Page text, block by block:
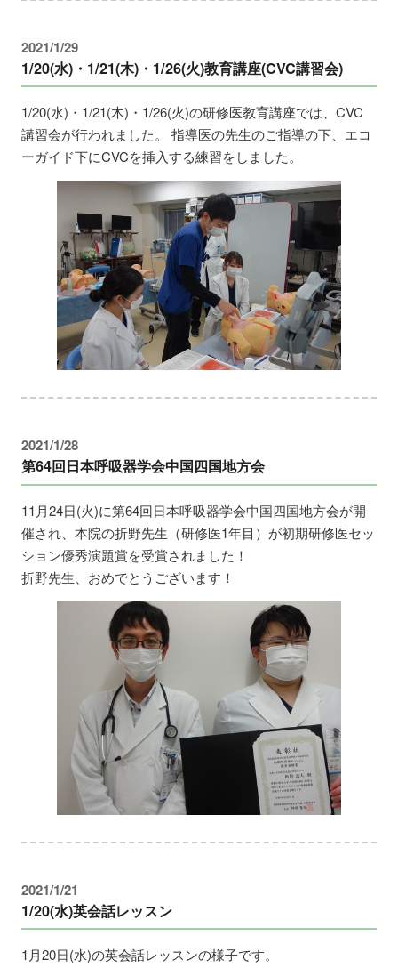
2021/1/29
1/20(水)・1/21(木)・1/26(火)教育講座(CVC講習会)
1/20(水)・1/21(木)・1/26(火)の研修医教育講座では、CVC
講習会が行われました。 指導医の先生のご指導の下、エコ
ーガイド下にCVCを挿入する練習をしました。
2021/1/28
第64回日本呼吸器学会中国四国地方会
11月24日(火)に第64回日本呼吸器学会中国四国地方会が開
催され、本院の折野先生（研修医1年目）が初期研修医セッ
ション優秀演題賞を受賞されました！
折野先生、おめでとうございます！
2021/1/21
1/20(水)英会話レッスン
1月20日(水)の英会話レッスンの様子です。